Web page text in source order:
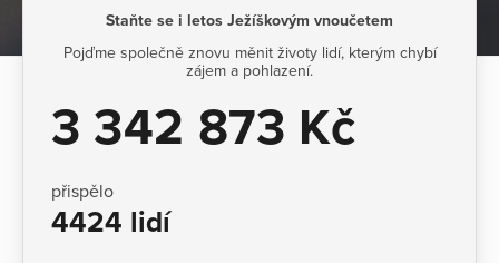
Staňte se i letos Ježíškovým vnoučetem
Pojďme společně znovu měnit životy lidí, kterým chybí
zájem a pohlazení.
3 342 873 Kč
přispělo
4424 lidí